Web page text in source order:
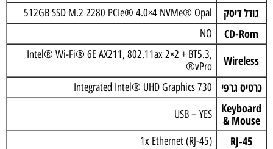
גודל דיסק 512GB SSD M.2 2280 PCIe® 4.0×4 NVMe® Opal
CD-Rom
NO
Wireless
Intel® Wi-Fi® 6E AX211, 802.11ax 2×2 + BT5.3,
vPro®
כרטיס גרפי Integrated Intel® UHD Graphics 730
Keyboard
& Mouse
USB – YES
RJ-45
1x Ethernet (RJ-45)